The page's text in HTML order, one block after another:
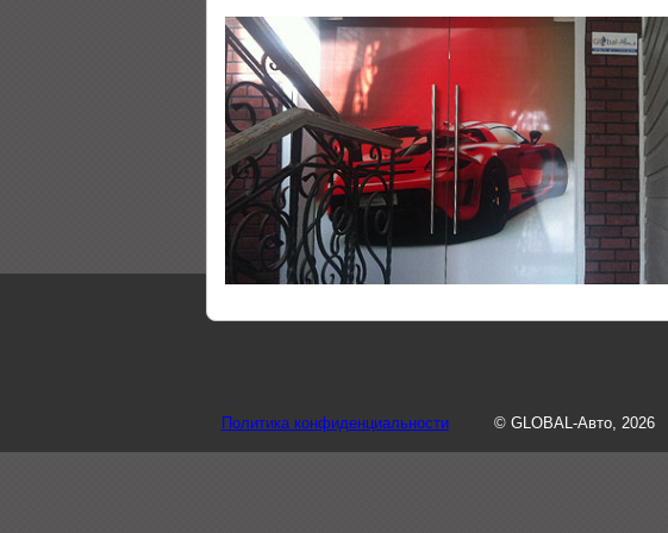
Политика конфиденциальности © GLOBAL-Авто, 2026